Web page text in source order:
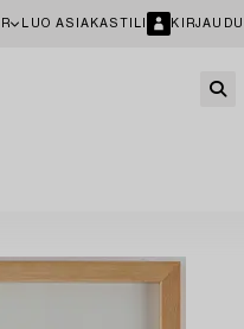
LUO ASIAKASTILI KIRJAUDU